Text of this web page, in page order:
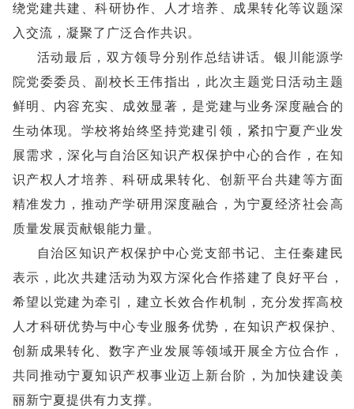
绕党建共建、科研协作、人才培养、成果转化等议题深
入交流，凝聚了广泛合作共识。
活动最后，双方领导分别作总结讲话。银川能源学
院党委委员、副校长王伟指出，此次主题党日活动主题
鲜明、内容充实、成效显著，是党建与业务深度融合的
生动体现。学校将始终坚持党建引领，紧扣宁夏产业发
展需求，深化与自治区知识产权保护中心的合作，在知
识产权人才培养、科研成果转化、创新平台共建等方面
精准发力，推动产学研用深度融合，为宁夏经济社会高
质量发展贡献银能力量。
自治区知识产权保护中心党支部书记、主任秦建民
表示，此次共建活动为双方深化合作搭建了良好平台，
希望以党建为牵引，建立长效合作机制，充分发挥高校
人才科研优势与中心专业服务优势，在知识产权保护、
创新成果转化、数字产业发展等领域开展全方位合作，
共同推动宁夏知识产权事业迈上新台阶，为加快建设美
丽新宁夏提供有力支撑。